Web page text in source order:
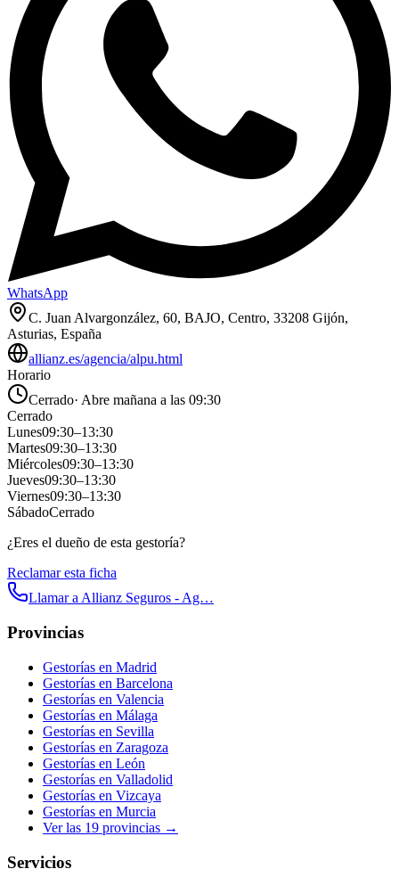
WhatsApp
C. Juan Alvargonzález, 60, BAJO, Centro, 33208 Gijón,
Asturias, España
allianz.es/agencia/alpu.html
Horario
Cerrado· Abre mañana a las 09:30
Cerrado
Lunes09:30–13:30
Martes09:30–13:30
Miércoles09:30–13:30
Jueves09:30–13:30
Viernes09:30–13:30
SábadoCerrado
¿Eres el dueño de esta gestoría?
Reclamar esta ficha
Llamar aAllianz Seguros - Ag…
Provincias
Gestorías en Madrid
Gestorías en Barcelona
Gestorías en Valencia
Gestorías en Málaga
Gestorías en Sevilla
Gestorías en Zaragoza
Gestorías en León
Gestorías en Valladolid
Gestorías en Vizcaya
Gestorías en Murcia
Ver las 19 provincias →
Servicios